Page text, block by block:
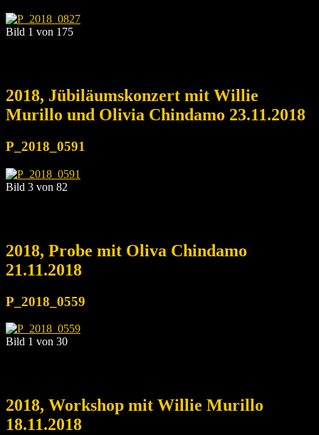
Bild 1 von 175
2018, Jübiläumskonzert mit Willie
Murillo und Olivia Chindamo 23.11.2018
P_2018_0591
Bild 3 von 82
2018, Probe mit Oliva Chindamo
21.11.2018
P_2018_0559
Bild 1 von 30
2018, Workshop mit Willie Murillo
18.11.2018